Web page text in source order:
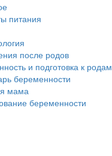
питания
после родов
и подготовка к родам
беременности
мама
беременности